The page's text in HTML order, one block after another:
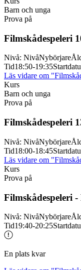
Barn och unga
Prova på
Filmskådespeleri
Nivå: NivåNybörjare
Tid18:50-19:35
Läs vidare om
Kurs
Barn och unga
Prova på
Filmskådespeleri
Nivå: NivåNybörjare
Tid18:00-18:45
Läs vidare om
Kurs
Prova på
Filmskådespeleri -
Nivå: NivåNybörjare
Tid19:40-20:25
En plats kvar